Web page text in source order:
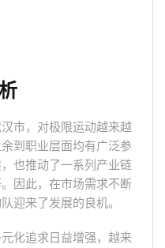
市，对极限运动越来越
到职业层面均有广泛参
也推动了一系列产业链
因此，在市场需求不断
迎来了发展的良机。
化追求日益增强，越来